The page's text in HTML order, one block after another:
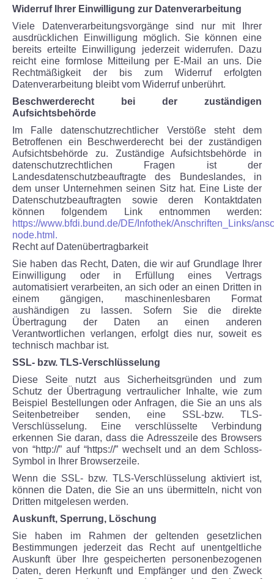
Widerruf Ihrer Einwilligung zur Datenverarbeitung
Viele Datenverarbeitungsvorgänge sind nur mit Ihrer
ausdrücklichen Einwilligung möglich. Sie können eine
bereits erteilte Einwilligung jederzeit widerrufen. Dazu
reicht eine formlose Mitteilung per E-Mail an uns. Die
Rechtmäßigkeit der bis zum Widerruf erfolgten
Datenverarbeitung bleibt vom Widerruf unberührt.
Beschwerderecht bei der zuständigen
Aufsichtsbehörde
Im Falle datenschutzrechtlicher Verstöße steht dem
Betroffenen ein Beschwerderecht bei der zuständigen
Aufsichtsbehörde zu. Zuständige Aufsichtsbehörde in
datenschutzrechtlichen Fragen ist der
Landesdatenschutzbeauftragte des Bundeslandes, in
dem unser Unternehmen seinen Sitz hat. Eine Liste der
Datenschutzbeauftragten sowie deren Kontaktdaten
können folgendem Link entnommen werden:
https://www.bfdi.bund.de/DE/Infothek/Anschriften_Links/
node.html.
Recht auf Datenübertragbarkeit
Sie haben das Recht, Daten, die wir auf Grundlage Ihrer
Einwilligung oder in Erfüllung eines Vertrags
automatisiert verarbeiten, an sich oder an einen Dritten in
einem gängigen, maschinenlesbaren Format
aushändigen zu lassen. Sofern Sie die direkte
Übertragung der Daten an einen anderen
Verantwortlichen verlangen, erfolgt dies nur, soweit es
technisch machbar ist.
SSL- bzw. TLS-Verschlüsselung
Diese Seite nutzt aus Sicherheitsgründen und zum
Schutz der Übertragung vertraulicher Inhalte, wie zum
Beispiel Bestellungen oder Anfragen, die Sie an uns als
Seitenbetreiber senden, eine SSL-bzw. TLS-
Verschlüsselung. Eine verschlüsselte Verbindung
erkennen Sie daran, dass die Adresszeile des Browsers
von “http://” auf “https://” wechselt und an dem Schloss-
Symbol in Ihrer Browserzeile.
Wenn die SSL- bzw. TLS-Verschlüsselung aktiviert ist,
können die Daten, die Sie an uns übermitteln, nicht von
Dritten mitgelesen werden.
Auskunft, Sperrung, Löschung
Sie haben im Rahmen der geltenden gesetzlichen
Bestimmungen jederzeit das Recht auf unentgeltliche
Auskunft über Ihre gespeicherten personenbezogenen
Daten, deren Herkunft und Empfänger und den Zweck